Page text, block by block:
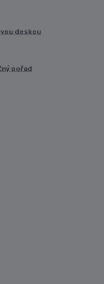
deskou
pořad